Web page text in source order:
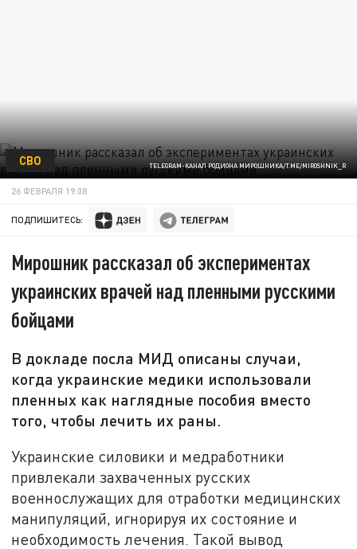
TELEGRAM-КАНАЛ РОДИОНА МИРОШНИКА/T.ME/MIROSHNIK_R
СВО
26 ФЕВРАЛЯ 19:08
ПОДПИШИТЕСЬ:
Мирошник рассказал об экспериментах
украинских врачей над пленными русскими
бойцами
В докладе посла МИД описаны случаи,
когда украинские медики использовали
пленных как наглядные пособия вместо
того, чтобы лечить их раны.
Украинские силовики и медработники
привлекали захваченных русских
военнослужащих для отработки медицинских
манипуляций, игнорируя их состояние и
необходимость лечения. Такой вывод